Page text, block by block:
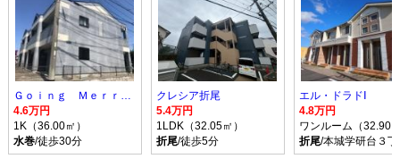
Ｇｏｉｎｇ Ｍｅｒｒｙ Ｙou
4.6万円
1K（36.00㎡）
水巻/徒歩30分
クレシア折尾
5.4万円
1LDK（32.05㎡）
折尾/徒歩5分
エル・ドラドⅠ
4.8万円
ワンルーム（32.90
折尾/本城学研台３